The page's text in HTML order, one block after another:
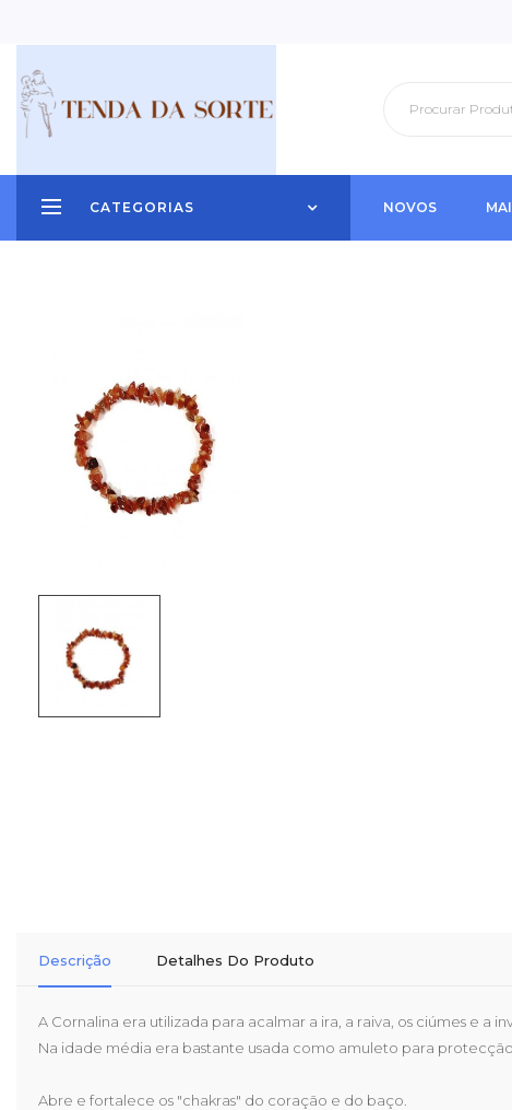
CATEGORIAS NOVOS
Descrição Detalhes Do Produto
A Cornalina era utilizada para acalmar a ira, a raiva, os ciúmes e a
Na idade média era bastante usada como amuleto para
Abre e fortalece os "chakras" do coração e do baço.